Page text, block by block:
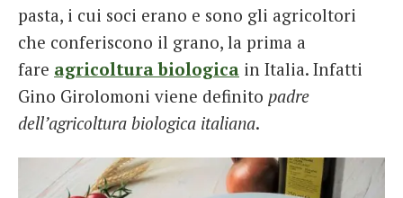
pasta, i cui soci erano e sono gli agricoltori
che conferiscono il grano, la prima a
fare agricoltura biologica in Italia. Infatti
Gino Girolomoni viene definito padre
dell’agricoltura biologica italiana.